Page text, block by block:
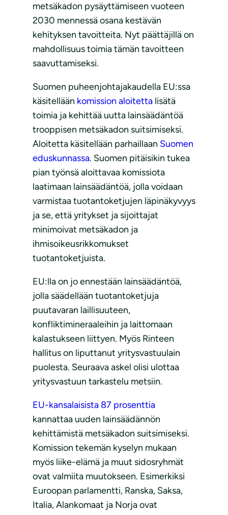
metsäkadon pysäyttämiseen vuoteen
2030 mennessä osana kestävän
kehityksen tavoitteita. Nyt päättäjillä on
mahdollisuus toimia tämän tavoitteen
saavuttamiseksi.
Suomen puheenjohtajakaudella EU:ssa
käsitellään komission aloitetta lisätä
toimia ja kehittää uutta lainsäädäntöä
trooppisen metsäkadon suitsimiseksi.
Aloitetta käsitellään parhaillaan Suomen
eduskunnassa. Suomen pitäisikin tukea
pian työnsä aloittavaa komissiota
laatimaan lainsäädäntöä, jolla voidaan
varmistaa tuotantoketjujen läpinäkyvyys
ja se, että yritykset ja sijoittajat
minimoivat metsäkadon ja
ihmisoikeusrikkomukset
tuotantoketjuista.
EU:lla on jo ennestään lainsäädäntöä,
jolla säädellään tuotantoketjuja
puutavaran laillisuuteen,
konfliktimineraaleihin ja laittomaan
kalastukseen liittyen. Myös Rinteen
hallitus on liputtanut yritysvastuulain
puolesta. Seuraava askel olisi ulottaa
yritysvastuun tarkastelu metsiin.
EU-kansalaisista 87 prosenttia
kannattaa uuden lainsäädännön
kehittämistä metsäkadon suitsimiseksi.
Komission tekemän kyselyn mukaan
myös liike-elämä ja muut sidosryhmät
ovat valmiita muutokseen. Esimerkiksi
Euroopan parlamentti, Ranska, Saksa,
Italia, Alankomaat ja Norja ovat